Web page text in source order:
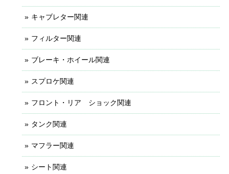
キャブレター関連
フィルター関連
ブレーキ・ホイール関連
スプロケ関連
フロント・リア ショック関連
タンク関連
マフラー関連
シート関連